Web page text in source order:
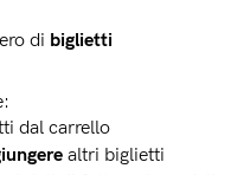
di biglietti
dal carrello
altri biglietti